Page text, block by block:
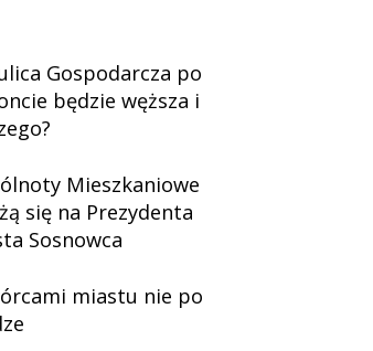
Gospodarcza po
będzie węższa i
Mieszkaniowe
się na Prezydenta
Sosnowca
miastu nie po